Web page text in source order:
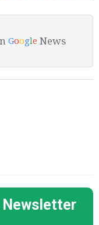
Google News
Newsletter